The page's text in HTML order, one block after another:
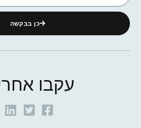
כן בבקשה
עקבו